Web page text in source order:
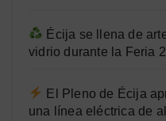
Écija se llena de
vidrio durante la Feria
El Pleno de Écija
una línea eléctrica de